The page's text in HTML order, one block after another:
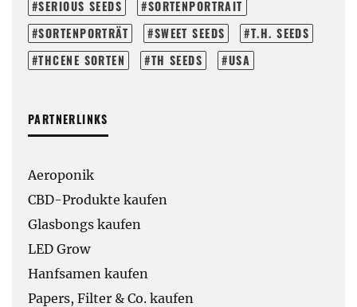
SERIOUS SEEDS
SORTENPORTRAIT
SORTENPORTRÄT
SWEET SEEDS
T.H. SEEDS
THCENE SORTEN
TH SEEDS USA
PARTNERLINKS
Aeroponik
CBD-Produkte kaufen
Glasbongs kaufen
LED Grow
Hanfsamen kaufen
Papers, Filter & Co. kaufen